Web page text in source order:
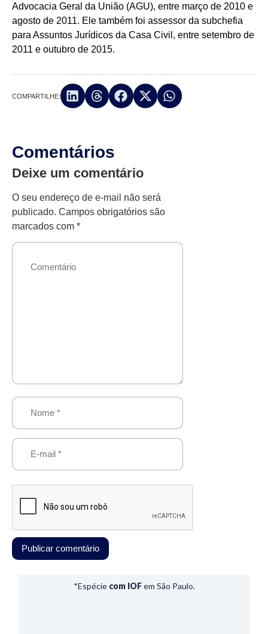
Advocacia Geral da União (AGU), entre março de 2010 e
agosto de 2011. Ele também foi assessor da subchefia
para Assuntos Jurídicos da Casa Civil, entre setembro de
2011 e outubro de 2015.
COMPARTILHE:
Comentários
Deixe um comentário
O seu endereço de e-mail não será
publicado. Campos obrigatórios são
marcados com *